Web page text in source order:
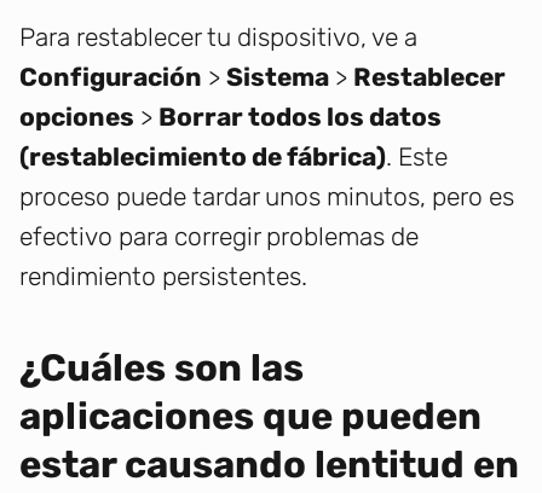
Para restablecer tu dispositivo, ve a
Configuración > Sistema > Restablecer
opciones > Borrar todos los datos
(restablecimiento de fábrica). Este
proceso puede tardar unos minutos, pero es
efectivo para corregir problemas de
rendimiento persistentes.
¿Cuáles son las
aplicaciones que pueden
estar causando lentitud en